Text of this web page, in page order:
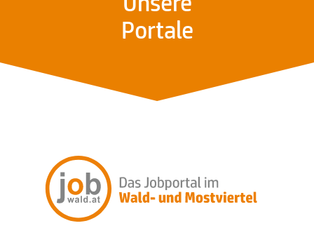
Portale